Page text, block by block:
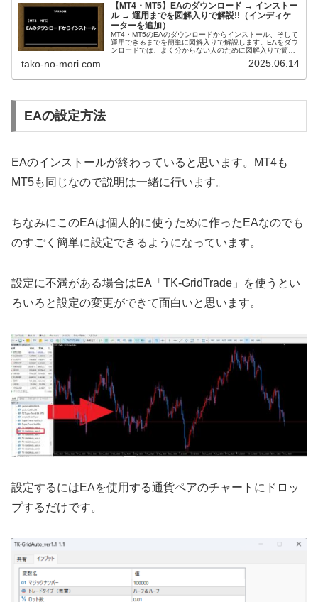
【MT4・MT5】EAのダウンロード → インストー
ル → 運用までを図解入りで解説!!（インディケ
ーターを追加）
MT4・MT5のEAのダウンロードからインストール、そして
運用できるまでを簡単に図解入りで解説します。EAをダウ
ンロードでは、よく分からない人のために図解入りで簡単
tako-no-mori.com 2025.06.14
EAの設定方法
EAのインストールが終わっていると思います。MT4も
MT5も同じなので説明は一緒に行います。
ちなみにこのEAは個人的に使うために作ったEAなのでも
のすごく簡単に設定できるようになっています。
設定に不満がある場合はEA「TK-GridTrade」を使うとい
ろいろと設定の変更ができて面白いと思います。
設定するにはEAを使用する通貨ペアのチャートにドロッ
プするだけです。